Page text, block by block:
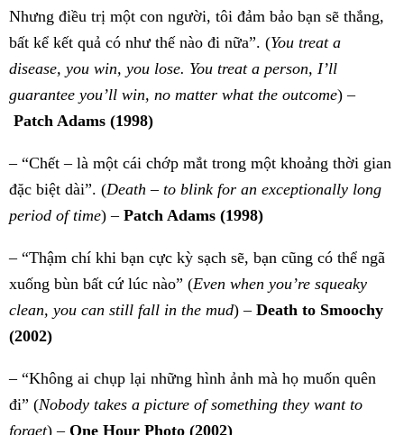
Nhưng điều trị một con người, tôi đảm bảo bạn sẽ thắng,
bất kể kết quả có như thế nào đi nữa”. (You treat a
disease, you win, you lose. You treat a person, I’ll
guarantee you’ll win, no matter what the outcome) –
Patch Adams (1998)
– “Chết – là một cái chớp mắt trong một khoảng thời gian
đặc biệt dài”. (Death – to blink for an exceptionally long
period of time) – Patch Adams (1998)
– “Thậm chí khi bạn cực kỳ sạch sẽ, bạn cũng có thể ngã
xuống bùn bất cứ lúc nào” (Even when you’re squeaky
clean, you can still fall in the mud) –Death to Smoochy
(2002)
– “Không ai chụp lại những hình ảnh mà họ muốn quên
đi” (Nobody takes a picture of something they want to
forget) – One Hour Photo (2002)